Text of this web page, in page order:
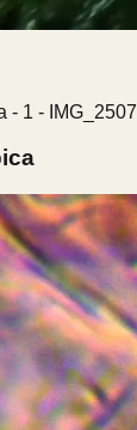
- 1 - IMG_2507